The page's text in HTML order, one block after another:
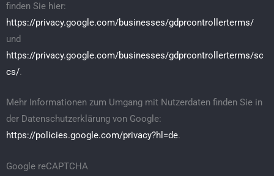
finden Sie hier:
https://privacy.google.com/businesses/gdprcontrollerterms/
und
https://privacy.google.com/businesses/gdprcontrollerterms/sc
cs/.
Mehr Informationen zum Umgang mit Nutzerdaten finden Sie in
der Datenschutzerklärung von Google:
https://policies.google.com/privacy?hl=de.
Google reCAPTCHA